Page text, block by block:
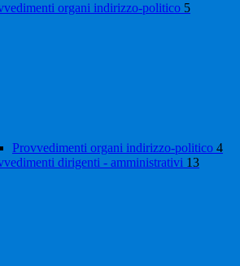
organi indirizzo-politico 5
Provvedimenti organi indirizzo-politico 4
dirigenti - amministrativi 13